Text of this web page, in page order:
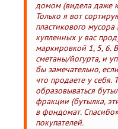
домом (видела даже
Только я вот
пластикового
купленных у вас
маркировкой 1, 5, 6.
сметаны/йогурта, и
бы замечательно,
что продаете у себя.
образовываться
фракции (бутылка,
в фондомат.
покупателей.